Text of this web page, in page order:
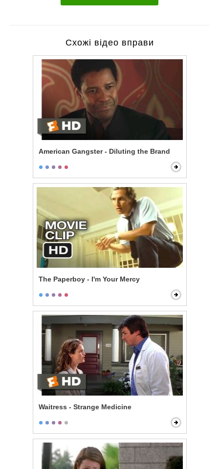
Схожі відео вправи
American Gangster - Diluting the Brand
The Paperboy - I'm Your Mercy
Waitress - Strange Medicine